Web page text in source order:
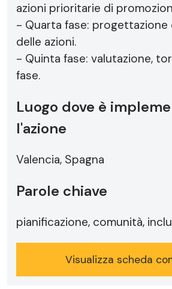
azioni prioritarie di
- Quarta fase: progettazione
delle azioni.
- Quinta fase: valutazione,
fase.
Luogo dove è
l'azione
Valencia, Spagna
Parole chiave
pianificazione, comunità,
Visualizza scheda